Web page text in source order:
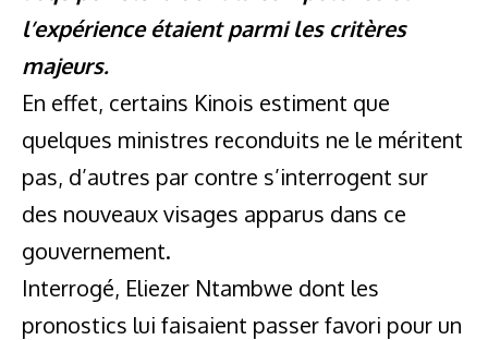
l’expérience étaient parmi les critères
majeurs.
En effet, certains Kinois estiment que
quelques ministres reconduits ne le méritent
pas, d’autres par contre s’interrogent sur
des nouveaux visages apparus dans ce
gouvernement.
Interrogé, Eliezer Ntambwe dont les
pronostics lui faisaient passer favori pour un